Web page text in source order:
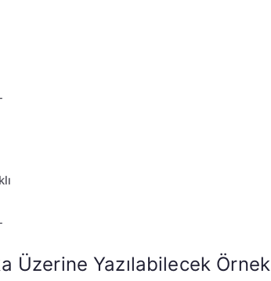
Üzerine Yazılabilecek Örnek